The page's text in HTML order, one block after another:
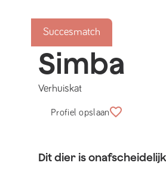
Succesmatch
Simba
Verhuiskat
Profiel opslaan
Dit dier is